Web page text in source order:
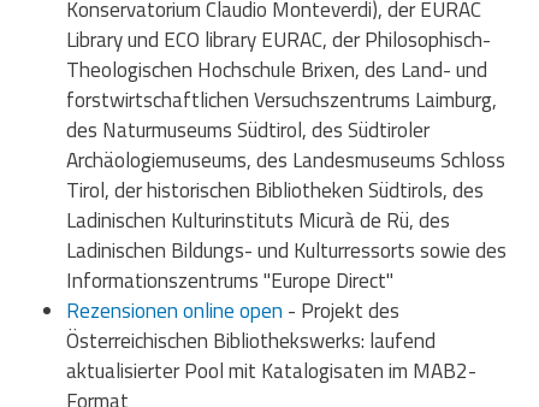
Konservatorium Claudio Monteverdi), der EURAC
Library und ECO library EURAC, der Philosophisch-
Theologischen Hochschule Brixen, des Land- und
forstwirtschaftlichen Versuchszentrums Laimburg,
des Naturmuseums Südtirol, des Südtiroler
Archäologiemuseums, des Landesmuseums Schloss
Tirol, der historischen Bibliotheken Südtirols, des
Ladinischen Kulturinstituts Micurà de Rü, des
Ladinischen Bildungs- und Kulturressorts sowie des
Informationszentrums "Europe Direct"
Rezensionen online open - Projekt des
Österreichischen Bibliothekswerks: laufend
aktualisierter Pool mit Katalogisaten im MAB2-